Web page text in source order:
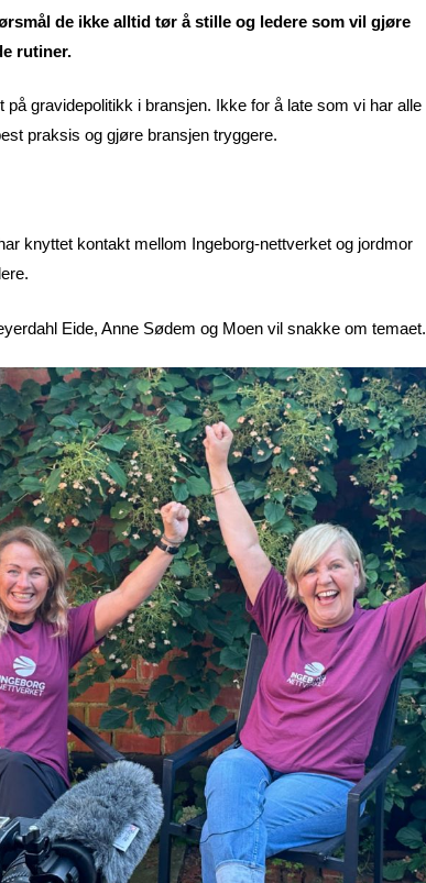
de ikke alltid tør å stille og ledere som vil gjøre
rutiner.
gravidepolitikk i bransjen. Ikke for å late som vi har alle
praksis og gjøre bransjen tryggere.
knyttet kontakt mellom Ingeborg-nettverket og jordmor
Eide, Anne Sødem og Moen vil snakke om temaet.